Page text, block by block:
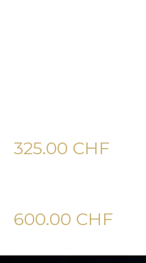
325.00 CHF
600.00 CHF